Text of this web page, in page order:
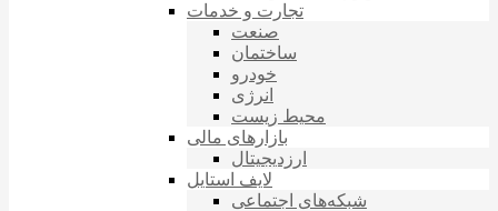
تجارت و خدمات
صنعت
ساختمان
خودرو
انرژی
محیط زیست
بازارهای مالی
ارزدیجیتال
لایف استایل
شبکه‌های اجتماعی